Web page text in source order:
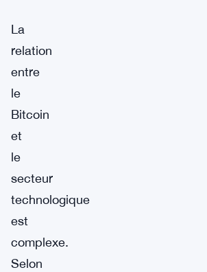
La
relation
entre
le
Bitcoin
et
le
secteur
technologique
est
complexe.
Selon